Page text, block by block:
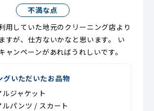
不満な点
用していた地元のクリーニング店より
すが、仕方ないかなと思います。 い
ャンペーンがあればうれしいです。
グいただいたお品物
ルジャケット
ルパンツ / スカート